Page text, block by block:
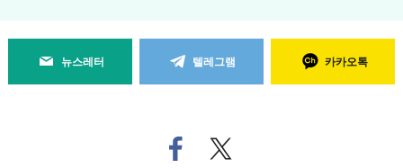
뉴스레터 텔레그램 카카오톡
페
이
트위
터로